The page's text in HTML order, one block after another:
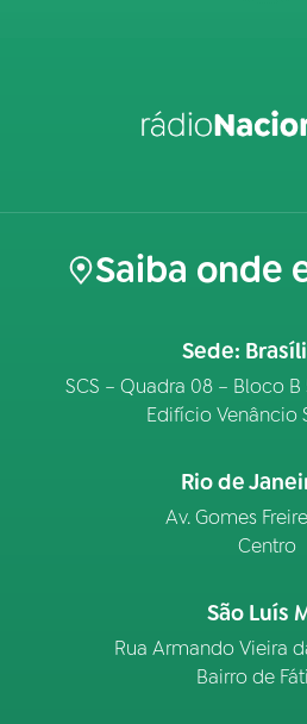
Saiba onde
Sede:
SCS – Quadra 08 – Bloco
Edifício Venâncio
Rio de
Av. Gomes
Centro
São Luís
Rua Armando Vieira
Bairro de